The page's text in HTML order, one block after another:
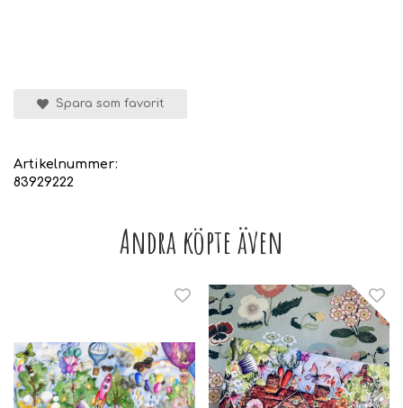
Spara som favorit
Artikelnummer:
83929222
Andra köpte även